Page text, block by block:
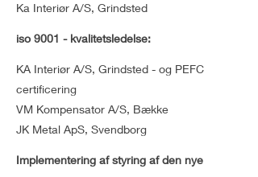
Ka Interiør A/S, Grindsted
iso 9001 - kvalitetsledelse:
KA Interiør A/S, Grindsted - og PEFC
certificering
VM Kompensator A/S, Bække
JK Metal ApS, Svendborg
Implementering af styring af den nye